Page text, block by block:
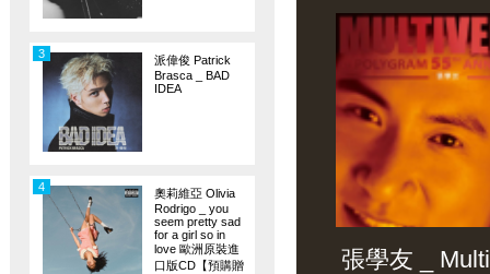
派偉俊 Patrick
Brasca _ BAD
IDEA
3
奧莉維亞 Olivia
Rodrigo _ you
seem pretty sad
for a girl so in
love 歐洲原裝進
口版CD【預購贈
4
張學友 _